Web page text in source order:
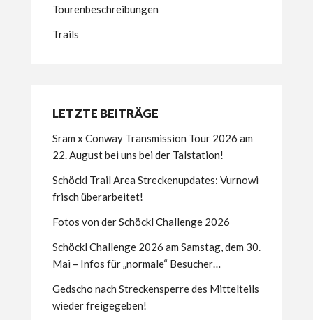
Tourenbeschreibungen
Trails
LETZTE BEITRÄGE
Sram x Conway Transmission Tour 2026 am
22. August bei uns bei der Talstation!
Schöckl Trail Area Streckenupdates: Vurnowi
frisch überarbeitet!
Fotos von der Schöckl Challenge 2026
Schöckl Challenge 2026 am Samstag, dem 30.
Mai – Infos für „normale“ Besucher…
Gedscho nach Streckensperre des Mittelteils
wieder freigegeben!